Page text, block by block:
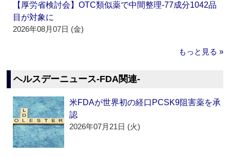
【厚労省検討会】OTC類似薬で中間整理‐77成分1042品
目が対象に
2026年08月07日 (金)
もっと見る »
ヘルスデーニュース‐FDA関連‐
米FDAが世界初の経口PCSK9阻害薬を承
認
2026年07月21日 (火)